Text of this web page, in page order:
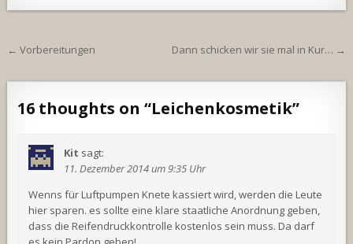
Beitragsnavigation
← Vorbereitungen Dann schicken wir sie mal in Kur… →
16 thoughts on “Leichenkosmetik”
Kit sagt:
11. Dezember 2014 um 9:35 Uhr
Wenns für Luftpumpen Knete kassiert wird, werden die Leute
hier sparen. es sollte eine klare staatliche Anordnung geben,
dass die Reifendruckkontrolle kostenlos sein muss. Da darf